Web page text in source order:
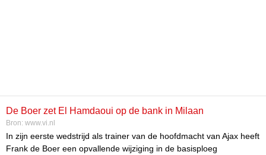
De Boer zet El Hamdaoui op de bank in Milaan
Bron: www.vi.nl
In zijn eerste wedstrijd als trainer van de hoofdmacht van Ajax heeft
Frank de Boer een opvallende wijziging in de basisploeg